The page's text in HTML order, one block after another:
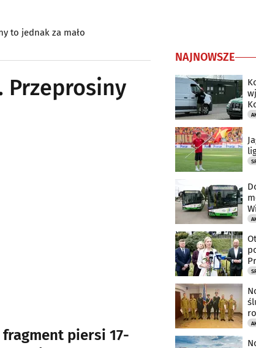
to jednak za mało
Przeprosiny
piersi 17-
NAJNOWSZE